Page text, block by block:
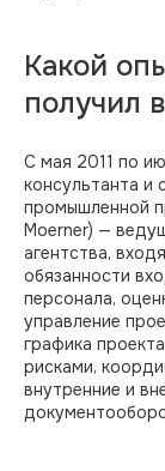
Какой
получил
С мая 2011 по
консультанта и
промышленной
Moerner) —
агентства,
обязанности
персонала,
управление
графика
рисками,
внутренние и